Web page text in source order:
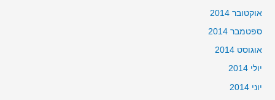
אוקטובר 2014
ספטמבר 2014
אוגוסט 2014
יולי 2014
יוני 2014